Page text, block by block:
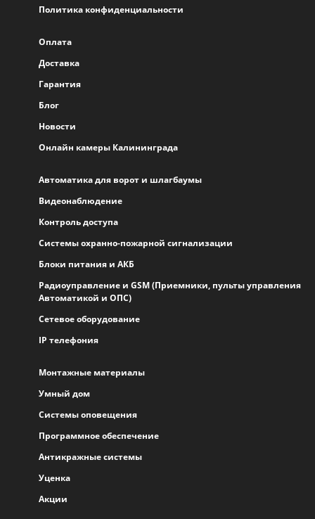
Политика конфиденциальности
Оплата
Доставка
Гарантия
Блог
Новости
Онлайн камеры Калининграда
Автоматика для ворот и шлагбаумы
Видеонаблюдение
Контроль доступа
Системы охранно-пожарной сигнализации
Блоки питания и АКБ
Радиоуправление и GSM (Приемники, пульты управления
Автоматикой и ОПС)
Сетевое оборудование
IP телефония
Монтажные материалы
Умный дом
Системы оповещения
Программное обеспечение
Антикражные системы
Уценка
Акции